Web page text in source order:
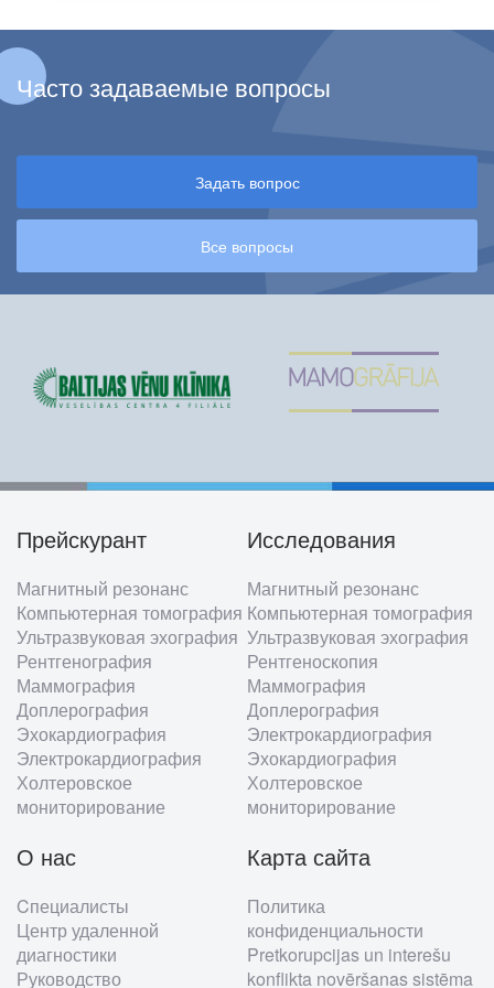
Часто задаваемые вопросы
Задать вопрос
Все вопросы
Footer
menu
Прейскурант
Магнитный резонанс
Компьютерная томография
Ультразвуковая эхография
Рентгенография
Маммография
Доплерография
Эхокардиография
Электрокардиография
Холтеровское
мониторирование
Исследования
Магнитный резонанс
Компьютерная томография
Ультразвуковая эхография
Рентгеноскопия
Маммография
Доплерография
Электрокардиография
Эхокардиография
Холтеровское
мониторирование
О нас
Cпециалисты
Центр удаленной
диагностики
Руководство
Карта сайта
Политика
конфиденциальности
Pretkorupcijas un interešu
konflikta novēršanas sistēma